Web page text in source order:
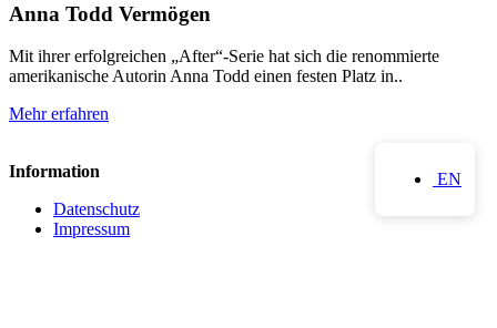
Anna Todd Vermögen
Mit ihrer erfolgreichen „After“-Serie hat sich die renommierte
amerikanische Autorin Anna Todd einen festen Platz in..
Mehr erfahren
Information
Datenschutz
Impressum
EN